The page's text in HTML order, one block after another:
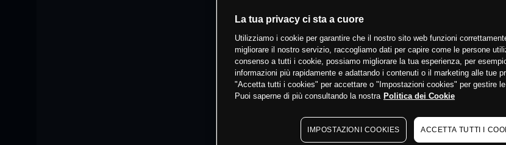
La tua privacy ci sta a cuore
Utilizziamo i cookie per garantire che il nostro sito web funzioni
migliorare il nostro servizio, raccogliamo dati per capire come le persone
consenso a tutti i cookie, possiamo migliorare la tua esperienza, per
informazioni più rapidamente e adattando i contenuti o il marketing alle tue
"Accetta tutti i cookies" per accettare o "Impostazioni cookies" per gestire
Puoi saperne di più consultando la nostra Politica dei Cookie
IMPOSTAZIONI COOKIES ACCETTA TUTTI I